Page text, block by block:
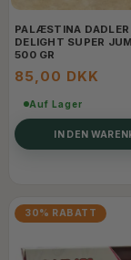
PALÆSTINA
DELIGHT SUPER
500 GR
85,00 DKK
Auf Lager
IN DEN
30% RABATT